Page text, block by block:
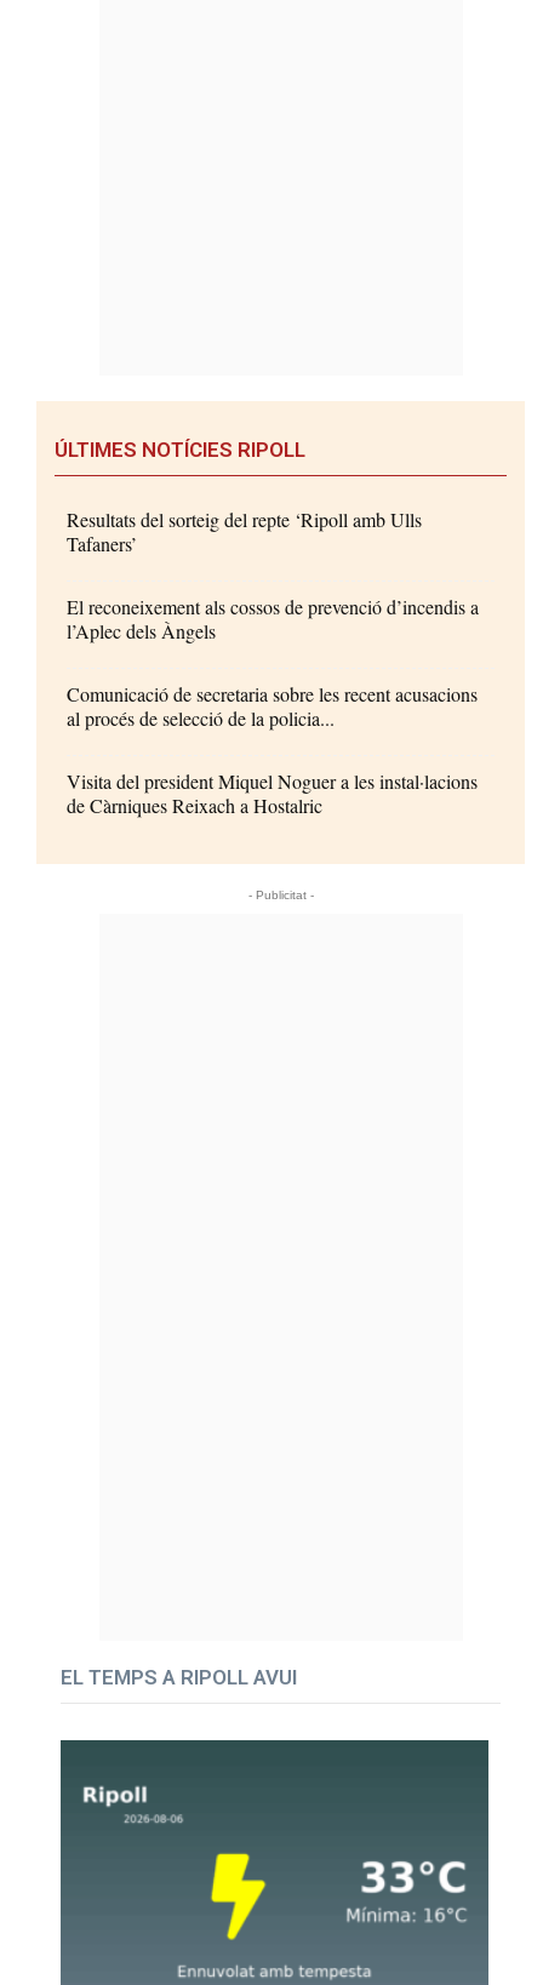
ÚLTIMES NOTÍCIES RIPOLL
Resultats del sorteig del repte ‘Ripoll amb Ulls
Tafaners’
El reconeixement als cossos de prevenció d’incendis a
l’Aplec dels Àngels
Comunicació de secretaria sobre les recent acusacions
al procés de selecció de la policia...
Visita del president Miquel Noguer a les instal·lacions
de Càrniques Reixach a Hostalric
- Publicitat -
EL TEMPS A RIPOLL AVUI